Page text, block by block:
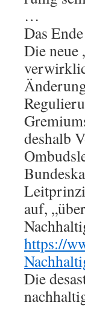
…
Das
Die neue
deshalb
auf,
https://
Die